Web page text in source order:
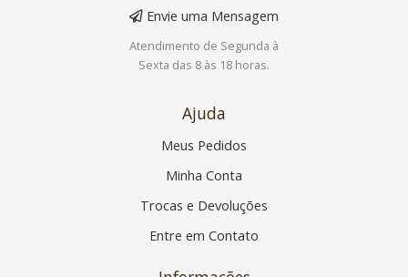
Envie uma Mensagem
Atendimento de Segunda à
Sexta das 8 às 18 horas.
Ajuda
Meus Pedidos
Minha Conta
Trocas e Devoluções
Entre em Contato